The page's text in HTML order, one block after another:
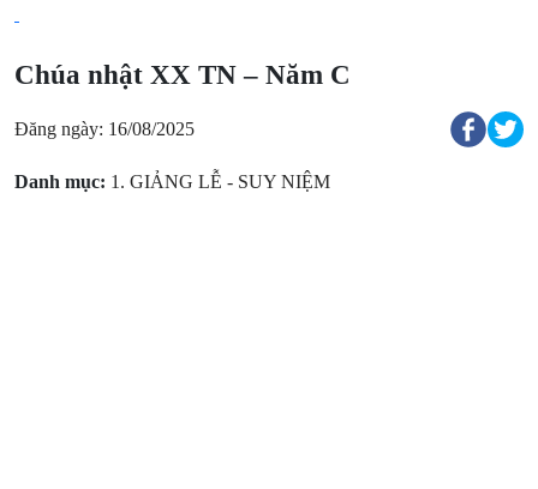
Chúa nhật XX TN – Năm C
Đăng ngày: 16/08/2025
Danh mục: 1. GIẢNG LỄ - SUY NIỆM